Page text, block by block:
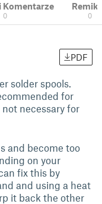
Komentarze
0 0
PDF
solder spools.
for
necessary for
and become too
on your
fix this by
and using a heat
it back the other